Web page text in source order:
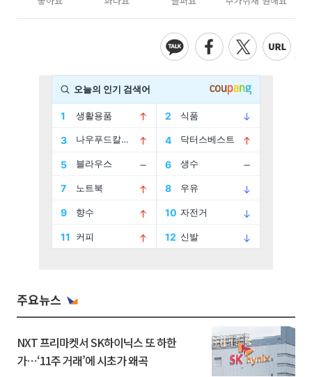
주요뉴스
NXT 프리마켓서 SK하이닉스 또 하한
가⋯‘11주 거래’에 시초가 왜곡